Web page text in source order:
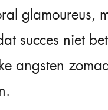
glamoureus,
succes niet
angsten